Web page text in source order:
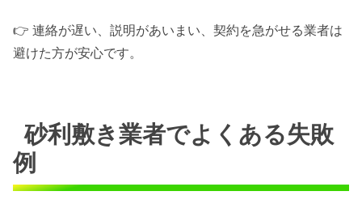
👉 連絡が遅い、説明があいまい、契約を急がせる業者は
避けた方が安心です。
砂利敷き業者でよくある失敗
例